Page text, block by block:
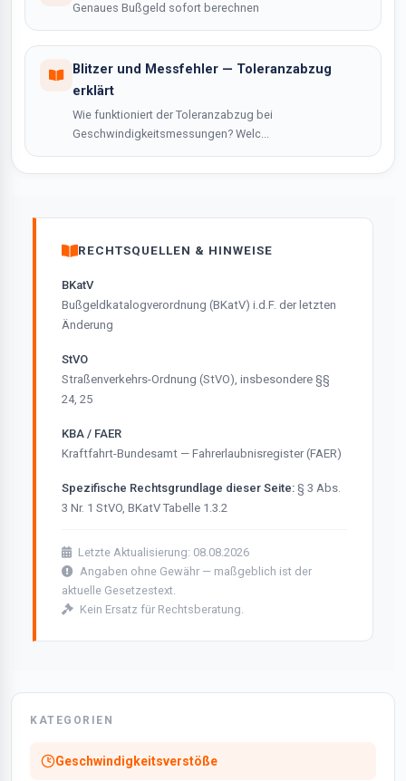
KATEGORIEN
Geschwindigkeitsverstöße
Genaues Bußgeld sofort berechnen
Blitzer und Messfehler — Toleranzabzug
erklärt
Wie funktioniert der Toleranzabzug bei
Geschwindigkeitsmessungen? Welc...
RECHTSQUELLEN & HINWEISE
BKatV
Bußgeldkatalogverordnung (BKatV) i.d.F. der letzten
Änderung
StVO
Straßenverkehrs-Ordnung (StVO), insbesondere §§
24, 25
KBA / FAER
Kraftfahrt-Bundesamt — Fahrerlaubnisregister (FAER)
Spezifische Rechtsgrundlage dieser Seite: § 3 Abs.
3 Nr. 1 StVO, BKatV Tabelle 1.3.2
Letzte Aktualisierung: 08.08.2026
Angaben ohne Gewähr — maßgeblich ist der
aktuelle Gesetzestext.
Kein Ersatz für Rechtsberatung.